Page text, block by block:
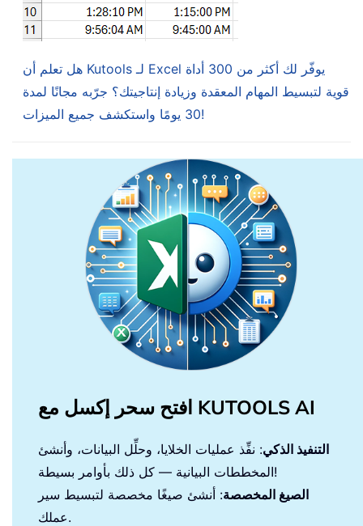
هل تعلم أن Kutools لـ Excel يوفّر لك أكثر من 300 أداة
قوية لتبسيط المهام المعقدة وزيادة إنتاجيتك؟ جرّبه مجانًا لمدة
30 يومًا واستكشف جميع الميزات!
افتح سحر إكسل مع KUTOOLS AI
التنفيذ الذكي: نفِّذ عمليات الخلايا، وحلِّل البيانات، وأنشئ
المخططات البيانية — كل ذلك بأوامر بسيطة!
الصيغ المخصصة: أنشئ صيغًا مخصصة لتبسيط سير
عملك.